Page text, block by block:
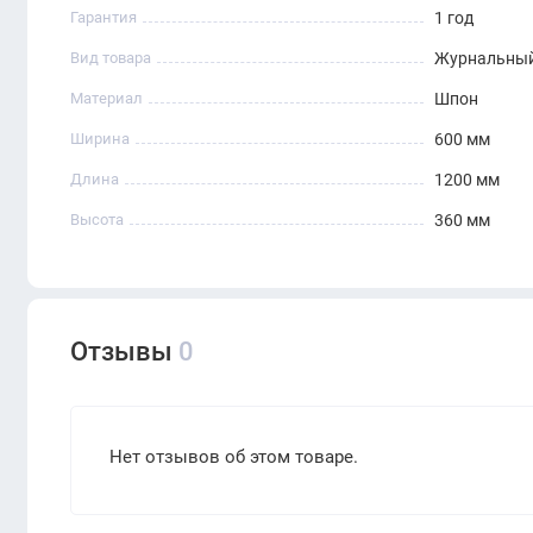
Гарантия 1 год
Вид товара
Материал Шпон
Ширина 600 мм
Длина 1200 мм
Высота 360 мм
Отзывы 0
Нет отзывов об этом товаре.